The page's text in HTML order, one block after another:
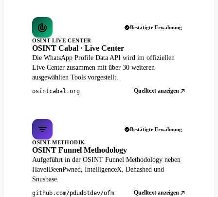
Bestätigte Erwähnung
OSINT LIVE CENTER
OSINT Cabal · Live Center
Die WhatsApp Profile Data API wird im offiziellen
Live Center zusammen mit über 30 weiteren
ausgewählten Tools vorgestellt.
osintcabal.org Quelltext anzeigen
Bestätigte Erwähnung
OSINT-METHODIK
OSINT Funnel Methodology
Aufgeführt in der OSINT Funnel Methodology neben
HaveIBeenPwned, IntelligenceX, Dehashed und
Snusbase.
github.com/pdudotdev/ofm Quelltext anzeigen